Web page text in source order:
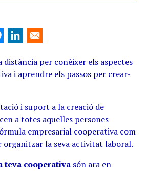
distància per conèixer els aspectes
i aprendre els passos per crear-
i suport a la creació de
a totes aquelles persones
empresarial cooperativa com
organitzar la seva activitat laboral.
teva cooperativa són ara en